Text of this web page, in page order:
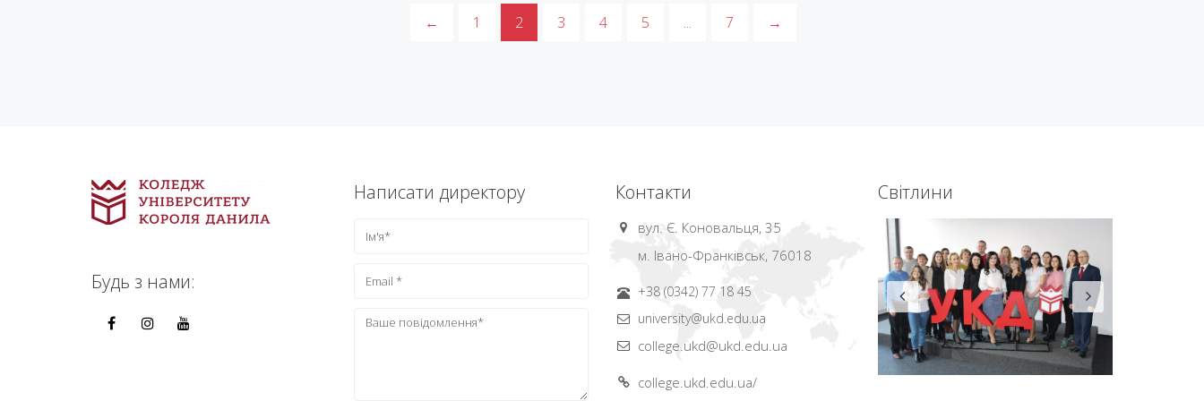
← 1 2 3 4 5 ... 7 →
Будь з нами:
Написати директору Контакти
вул. Є. Коновальця, 35
м. Івано-Франківськ, 76018
+38 (0342) 77 18 45
university@ukd.edu.ua
college.ukd@ukd.edu.ua
college.ukd.edu.ua/
Світлини